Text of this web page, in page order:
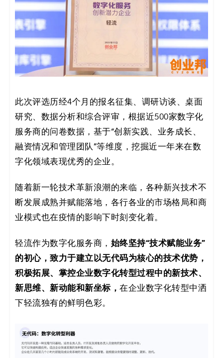
_
低
代
码
_
零
代
码
案
例
皮
书
此次评选历经4个月的报名征集、调研访谈、桌面
研究、数据分析和综合评审，根据近500家数字化
服务商的问卷数据，基于“创新实践、业务成长、
融资情况和管理团队”等维度，挖掘近一年来在数
字化领域表现优秀的企业。
随着新一轮技术革新浪潮的来临，各种新兴技术不
断发展成熟并赋能落地，各行各业的市场格局和商
业模式也在疫情的影响下时刻变化着。
轻流作为数字化服务商， 始终坚持“技术赋能业务”
的初心，致力于建立以无代码为核心的技术优势，
积极拓展、掌控企业数字化转型过程中的新技术、
新思维、新动能和新坐标， 在企业数字化转型中洒
下轻流独有的鲜明色彩。